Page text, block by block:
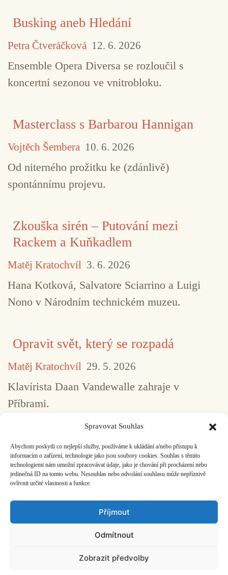
Spravovat Souhlas
Abychom poskytli co nejlepší služby, používáme k ukládání a/nebo přístupu k
informacím o zařízení, technologie jako jsou soubory cookies. Souhlas s těmito
technologiemi nám umožní zpracovávat údaje, jako je chování při procházení nebo
jedinečná ID na tomto webu. Nesouhlas nebo odvolání souhlasu může nepříznivě
ovlivnit určité vlastnosti a funkce.
Příjmout
Odmítnout
Zobrazit předvolby
Busking aneb Hledání
Petra Čtveráčková 12. 6. 2026
Ensemble Opera Diversa se rozloučil s
koncertní sezonou ve vnitrobloku.
Masterclass s Barbarou Hannigan
Vojtěch Šembera 10. 6. 2026
Od niterného prožitku ke (zdánlivě)
spontánnímu projevu.
Zkouška sirén – Putování mezi
Rackem a Kuňkadlem
Matěj Kratochvíl 3. 6. 2026
Hana Kotková, Salvatore Sciarrino a Luigi
Nono v Národním technickém muzeu.
Opravit svět, který se rozpadá
Matěj Kratochvíl 29. 5. 2026
Klavírista Daan Vandewalle zahraje v
Příbrami.
1 2 3 4 5 ... 517
ČASOPIS O JINÉ HUDBĚ | vydává Hudební informační středisko